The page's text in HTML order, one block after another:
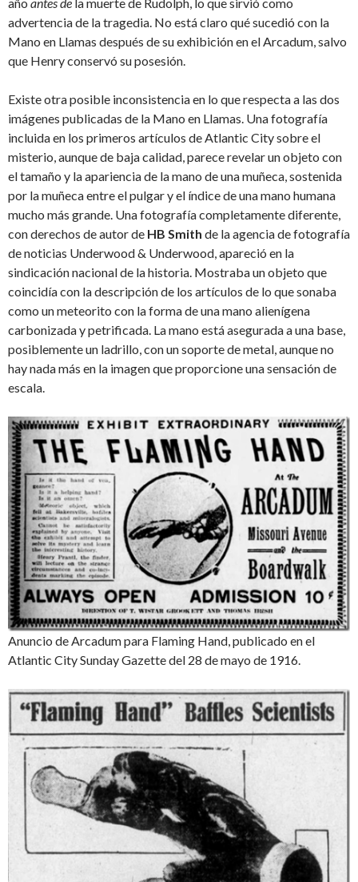
advertencia de la tragedia. No está claro qué sucedió con la
Mano en Llamas después de su exhibición en el Arcadum, salvo
que Henry conservó su posesión.
Existe otra posible inconsistencia en lo que respecta a las dos
imágenes publicadas de la Mano en Llamas. Una fotografía
incluida en los primeros artículos de Atlantic City sobre el
misterio, aunque de baja calidad, parece revelar un objeto con
el tamaño y la apariencia de la mano de una muñeca, sostenida
por la muñeca entre el pulgar y el índice de una mano humana
mucho más grande. Una fotografía completamente diferente,
con derechos de autor de HB Smith de la agencia de fotografía
de noticias Underwood & Underwood, apareció en la
sindicación nacional de la historia. Mostraba un objeto que
coincidía con la descripción de los artículos de lo que sonaba
como un meteorito con la forma de una mano alienígena
carbonizada y petrificada. La mano está asegurada a una base,
posiblemente un ladrillo, con un soporte de metal, aunque no
hay nada más en la imagen que proporcione una sensación de
escala.
Anuncio de Arcadum para Flaming Hand, publicado en el
Atlantic City Sunday Gazette del 28 de mayo de 1916.